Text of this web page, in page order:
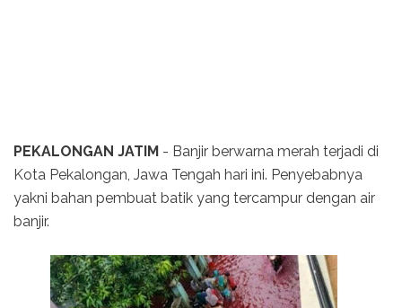
PEKALONGAN JATIM - Banjir berwarna merah terjadi di
Kota Pekalongan, Jawa Tengah hari ini. Penyebabnya
yakni bahan pembuat batik yang tercampur dengan air
banjir.